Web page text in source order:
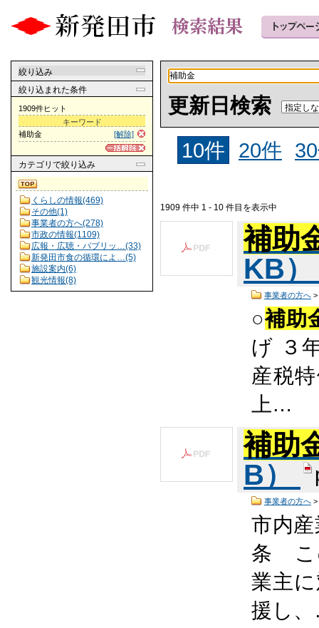
絞り込み
絞り込まれた条件
1909件ヒット
キーワード
[解除]
補助金
カテゴリ で絞り込み
くらしの情報(469)
その他(1)
事業者の方へ(278)
市政の情報(1109)
広報・広聴・パブリッ…(33)
新発田市食の循環によ…(5)
施設案内(6)
観光情報(8)
更新日検索
10件
20件
1909 件中 1 - 10 件目を表示中
補助
KB
事業者の方へ>
○補助
げ ３
産税
上…
補助
B）
事業者の方へ>
市内
条 こ
業主
援し